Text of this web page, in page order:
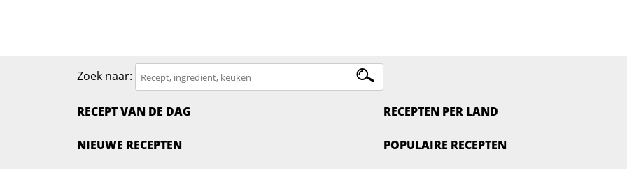
Zoek naar:
RECEPT VAN DE DAG
NIEUWE RECEPTEN
RECEPTEN PER LAND
POPULAIRE RECEPTEN